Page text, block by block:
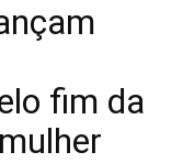
fim da